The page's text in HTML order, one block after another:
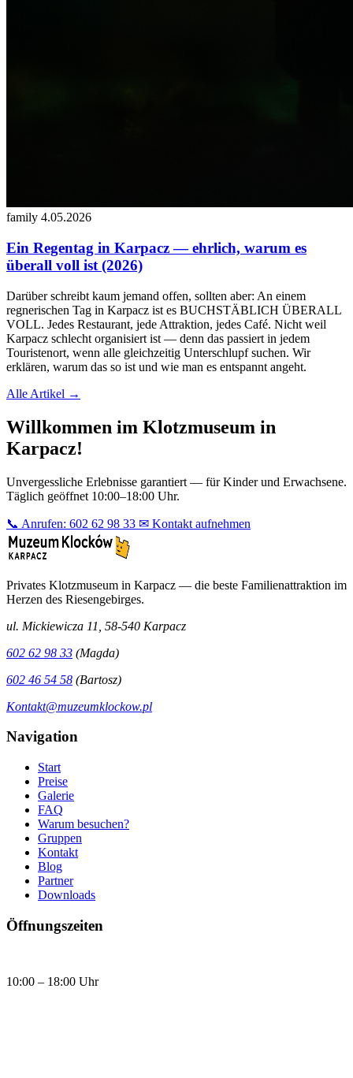
family 4.05.2026
Ein Regentag in Karpacz — ehrlich, warum es
überall voll ist (2026)
Darüber schreibt kaum jemand offen, sollten aber: An einem
regnerischen Tag in Karpacz ist es BUCHSTÄBLICH ÜBERALL
VOLL. Jedes Restaurant, jede Attraktion, jedes Café. Nicht weil
Karpacz schlecht organisiert ist — denn das passiert in jedem
Touristenort, wenn alle gleichzeitig Unterschlupf suchen. Wir
erklären, warum das so ist und wie man es entspannt angeht.
Alle Artikel →
Willkommen im Klotzmuseum in
Karpacz!
Unvergessliche Erlebnisse garantiert — für Kinder und Erwachsene.
Täglich geöffnet 10:00–18:00 Uhr.
📞 Anrufen: 602 62 98 33 ✉ Kontakt aufnehmen
Privates Klotzmuseum in Karpacz — die beste Familienattraktion im
Herzen des Riesengebirges.
ul. Mickiewicza 11, 58-540 Karpacz
602 62 98 33 (Magda)
602 46 54 58 (Bartosz)
Kontakt@muzeumklockow.pl
Navigation
Start
Preise
Galerie
FAQ
Warum besuchen?
Gruppen
Kontakt
Blog
Partner
Downloads
Öffnungszeiten
10:00 – 18:00 Uhr